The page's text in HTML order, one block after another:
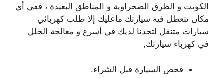
الكويت و الطرق الصحراوية و المناطق البعيدة ، ففي أي
مكان تتعطل فيه سيارتك ماعليك إلا طلب كهربائي
سيارات متنقل لتجدنا لديك في أسرع و معالجة الخلل
في كهرباء سيارتك,
فحص السيارة قبل الشراء.